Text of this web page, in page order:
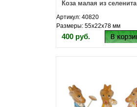
Коза малая из селенита
Артикул: 40820
Размеры: 55х22х78 мм
400 руб.